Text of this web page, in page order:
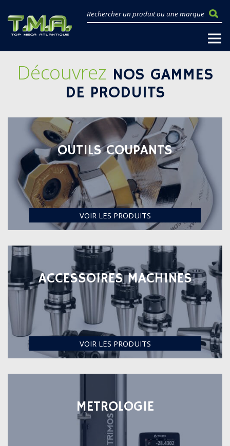
Découvrez NOS GAMMES
DE PRODUITS
OUTILS COUPANTS
VOIR LES PRODUITS
ACCESSOIRES MACHINES
VOIR LES PRODUITS
METROLOGIE